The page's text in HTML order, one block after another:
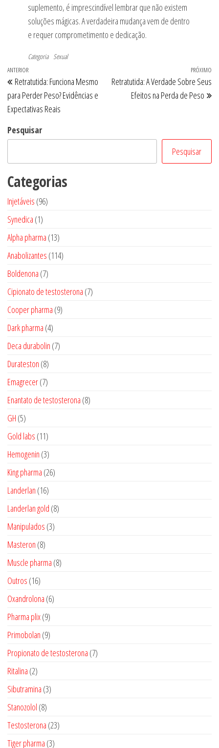
suplemento, é imprescindível lembrar que não existem
soluções mágicas. A verdadeira mudança vem de dentro
e requer comprometimento e dedicação.
Categoria Sexual
Navegação
de
Post
Post
anterior
ANTERIOR
Retratutida: Funciona Mesmo
para Perder Peso? Evidências e
Expectativas Reais
PRÓXIMO
Retratutida: A Verdade Sobre Seus
Efeitos na Perda de Peso
Pesquisar
Pesquisar
Categorias
Injetáveis 9696
Synedica 11
produto
Alpha pharma 1313
produtos
Anabolizantes 114114
Boldenona 77
produtos
Cipionato de testosterona 77
Cooper pharma 99
Dark pharma 44
produtos
Deca durabolin 77
Durateston 88
produtos
Emagrecer 77
produtos
Enantato de testosterona 88
GH 55
produtos
Gold labs 1111
produtos
Hemogenin 33
produtos
King pharma 2626
Landerlan 1616
produtos
Landerlan gold 88
Manipulados 33
Masteron 88
produtos
Muscle pharma 88
Outros 1616
produtos
Oxandrolona 66
Pharma plix 99
produtos
Primobolan 99
produtos
Propionato de testosterona 77
Ritalina 22
produtos
Sibutramina 33
Stanozolol 88
produtos
Testosterona 2323
Tiger pharma 33